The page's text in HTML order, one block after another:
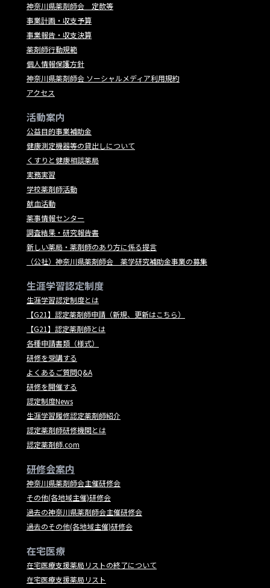
神奈川県薬剤師会 定款等
事業計画・収支予算
事業報告・収支決算
薬剤師行動規範
個人情報保護方針
神奈川県薬剤師会 ソーシャルメディア利用規約
アクセス
活動案内
公益目的事業補助金
健康測定機器等の貸出しについて
くすりと健康相談薬局
実務実習
学校薬剤師活動
献血活動
薬事情報センター
調査結果・研究報告書
新しい薬局・薬剤師のあり方に係る提言
（公社）神奈川県薬剤師会 薬学研究補助金事業の募集
生涯学習認定制度
生涯学習認定制度とは
【G21】認定薬剤師申請（新規、更新はこちら）
【G21】認定薬剤師とは
各種申請書類（様式）
研修を受講する
よくあるご質問Q&A
研修を開催する
認定制度News
生涯学習履修認定薬剤師紹介
認定薬剤師研修機関とは
認定薬剤師.com
研修会案内
神奈川県薬剤師会主催研修会
その他(各地域主催)研修会
過去の神奈川県薬剤師会主催研修会
過去のその他(各地域主催)研修会
在宅医療
在宅医療支援薬局リストの終了について
在宅医療支援薬局リスト